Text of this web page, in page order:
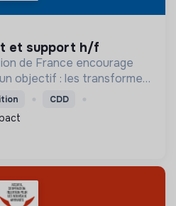
et support h/f
de France encourage
un objectif : les transformer
pour construire une
juste.
CDD